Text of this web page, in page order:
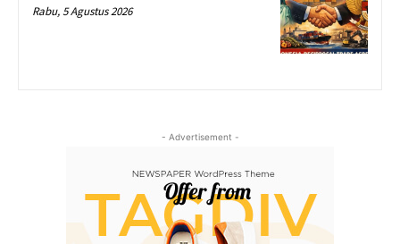
Rabu, 5 Agustus 2026
- Advertisement -